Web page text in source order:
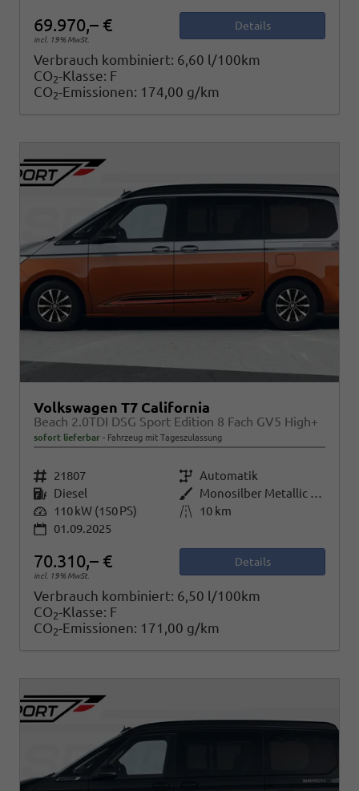
69.970,– €
incl. 19% MwSt.
Details
Verbrauch kombiniert: 6,60 l/100km
CO2-Klasse: F
CO2-Emissionen: 174,00 g/km
Volkswagen T7 California
Beach 2.0TDI DSG Sport Edition 8 Fach GV5 High+
sofort lieferbar Fahrzeug mit Tageszulassung
Fahrzeugnr. 21807 Getriebe Automatik
Kraftstoff Diesel Außenfarbe
Monosilber Metallic / Energeticorange Metallic Dach Schwarz
Leistung 110 kW (150 PS) Kilometerstand
10 km
01.09.2025
70.310,– €
incl. 19% MwSt.
Details
Verbrauch kombiniert: 6,50 l/100km
CO2-Klasse: F
CO2-Emissionen: 171,00 g/km